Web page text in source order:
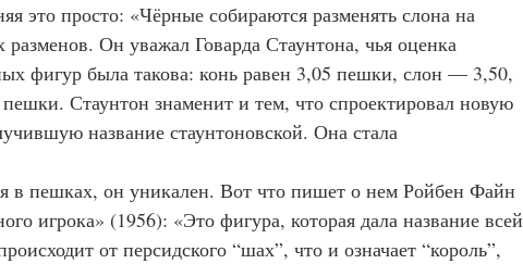
это просто: «Чёрные собираются разменять слона на
Он уважал Говарда Стаунтона, чья оценка
фигур была такова: конь равен 3,05 пешки, слон — 3,50,
Стаунтон знаменит и тем, что спроектировал новую
название стаунтоновской. Она стала
игрока» (1956): «Это фигура, которая дала название всей
от персидского “шах”, что и означает “король”,